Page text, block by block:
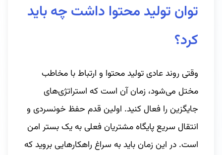
توان تولید محتوا داشت چه باید
کرد؟
وقتی روند عادی تولید محتوا و ارتباط با مخاطب
مختل می‌شود، زمان آن است که استراتژی‌های
جایگزین را فعال کنید. اولین قدم حفظ خونسردی و
انتقال سریع پایگاه مشتریان فعلی به یک بستر امن
است. در این زمان باید به سراغ راهکارهایی بروید که